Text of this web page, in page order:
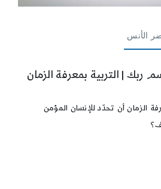
الأنس
ربك | التربية بمعرفة الزمان
الزمان أن تحدّد للإنسان المؤمن